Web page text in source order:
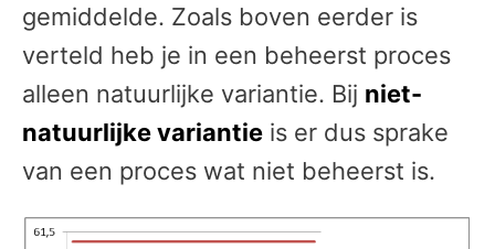
gemiddelde. Zoals boven eerder is
verteld heb je in een beheerst proces
alleen natuurlijke variantie. Bij niet-
natuurlijke variantie is er dus sprake
van een proces wat niet beheerst is.